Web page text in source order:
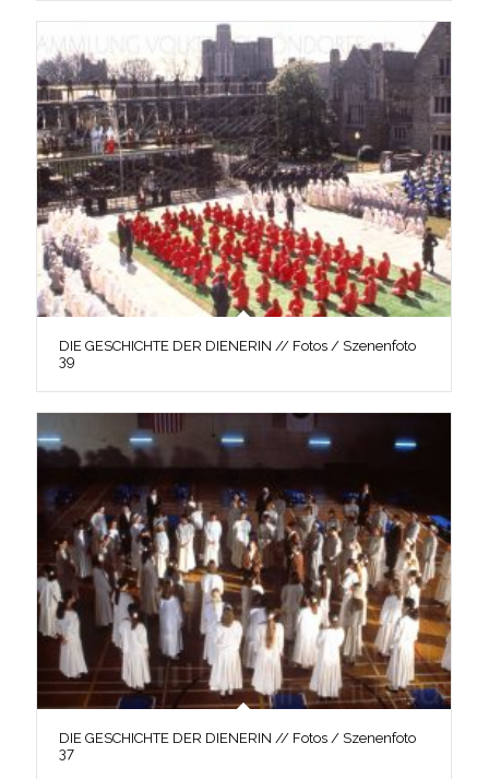
DIE GESCHICHTE DER DIENERIN // Fotos / Szenenfoto
39
DIE GESCHICHTE DER DIENERIN // Fotos / Szenenfoto
37